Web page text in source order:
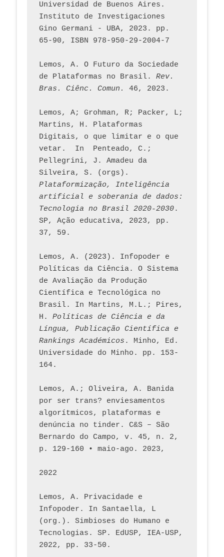
Universidad de Buenos Aires.
Instituto de Investigaciones
Gino Germani - UBA, 2023. pp.
65-90, ISBN 978-950-29-2004-7
Lemos, A. O Futuro da Sociedade
de Plataformas no Brasil. Rev.
Bras. Ciênc. Comun.
Lemos, A; Grohman, R; Packer, L;
Martins, H. Plataformas
Digitais, o que limitar e o que
vetar.  In  Penteado, C.;
Pellegrini, J. Amadeu da
Plataformização, Inteligência
artificial e soberania de dados:
Tecnologia no Brasil 2020-2030.
SP, Ação educativa, 2023, pp.
37, 59.
Lemos, A. (2023). Infopoder e
Políticas da Ciência. O Sistema
de Avaliação da Produção
Científica e Tecnológica no
Brasil. In Martins, M.L.; Pires,
H. Políticas de Ciência e da
Língua, Publicação Científica e
Rankings Académicos . Minho, Ed.
Universidade do Minho. pp. 153-
164.
Lemos, A.; Oliveira, A. Banida
por ser trans? enviesamentos
algorítmicos, plataformas e
denúncia no tinder. C&S – São
Bernardo do Campo, v. 45, n. 2,
p. 129-160 • maio-ago. 2023,
2022
Lemos, A. Privacidade e
Infopoder. In Santaella, L
(org.). Simbioses do Humano e
Tecnologias. SP. EdUSP, IEA-USP,
2022, pp. 33-50.